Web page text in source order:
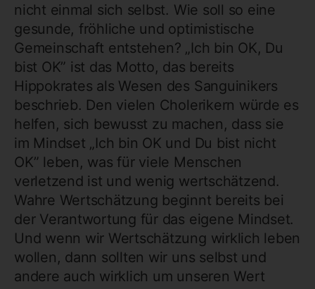
nicht einmal sich selbst. Wie soll so eine
gesunde, fröhliche und optimistische
Gemeinschaft entstehen? „Ich bin OK, Du
bist OK” ist das Motto, das bereits
Hippokrates als Wesen des Sanguinikers
beschrieb. Den vielen Cholerikern würde es
helfen, sich bewusst zu machen, dass sie
im Mindset „Ich bin OK und Du bist nicht
OK” leben, was für viele Menschen
verletzend ist und wenig wertschätzend.
Wahre Wertschätzung beginnt bereits bei
der Verantwortung für das eigene Mindset.
Und wenn wir Wertschätzung wirklich leben
wollen, dann sollten wir uns selbst und
andere auch wirklich um unseren Wert